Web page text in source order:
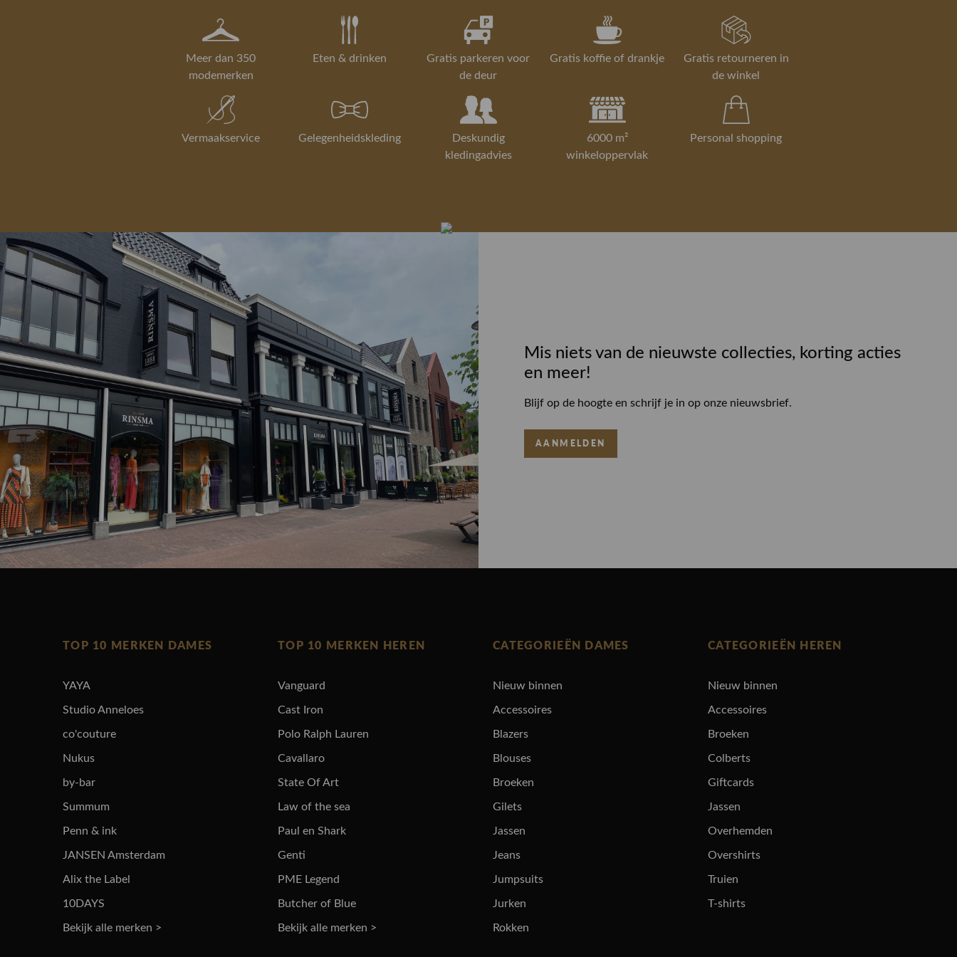
Meer dan 350
modemerken
Eten & drinken
Gratis parkeren voor
de deur
Gratis koffie of drankje
Gratis retourneren in
de winkel
Vermaakservice Gelegenheidskleding
Deskundig
kledingadvies
6000 m²
winkeloppervlak
Personal shopping
Mis niets van de nieuwste collecties, korting acties
en meer!
Blijf op de hoogte en schrijf je in op onze nieuwsbrief.
AANMELDEN
TOP 10 MERKEN DAMES
YAYA
Studio Anneloes
co'couture
Nukus
by-bar
Summum
Penn & ink
JANSEN Amsterdam
Alix the Label
10DAYS
Bekijk alle merken >
TOP 10 MERKEN HEREN
Vanguard
Cast Iron
Polo Ralph Lauren
Cavallaro
State Of Art
Law of the sea
Paul en Shark
Genti
PME Legend
Butcher of Blue
Bekijk alle merken >
CATEGORIEËN DAMES
Nieuw binnen
Accessoires
Blazers
Blouses
Broeken
Gilets
Jassen
Jeans
Jumpsuits
Jurken
Rokken
CATEGORIEËN HEREN
Nieuw binnen
Accessoires
Broeken
Colberts
Giftcards
Jassen
Overhemden
Overshirts
Truien
T-shirts